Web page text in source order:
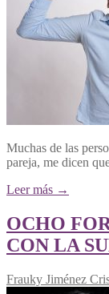
Muchas de las
pareja, me dicen
Leer más →
OCHO
CON LA
Frauky Jiménez